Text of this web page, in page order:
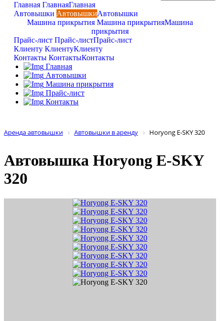
Главная ГлавнаяГлавная
Автовышки АвтовышкиАвтовышки
Машина прикрытия Машина прикрытияМашина
прикрытия
Прайс-лист Прайс-листПрайс-лист
Клиенту КлиентуКлиенту
Контакты КонтактыКонтакты
Главная
Автовышки
Машина прикрытия
Прайс-лист
Контакты
Аренда автовышки Автовышки в аренду Horyong E-SKY 320
Автовышка Horyong E-SKY
320